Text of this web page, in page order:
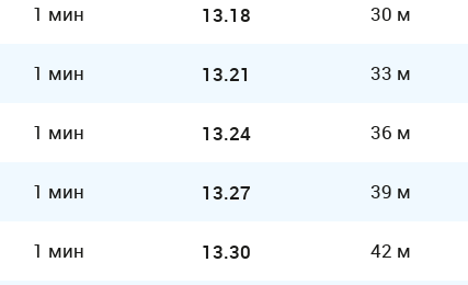
1 мин 13.18 30 м
1 мин 13.21 33 м
1 мин 13.24 36 м
1 мин 13.27 39 м
1 мин 13.30 42 м